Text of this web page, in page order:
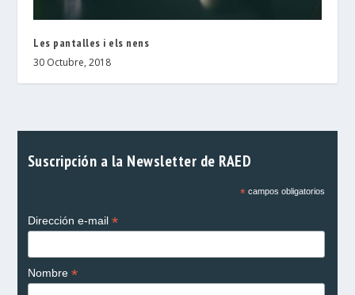
Les pantalles i els nens
30 Octubre, 2018
Suscripción a la Newsletter de RAED
*campos obligatorios
Dirección e-mail *
Nombre *